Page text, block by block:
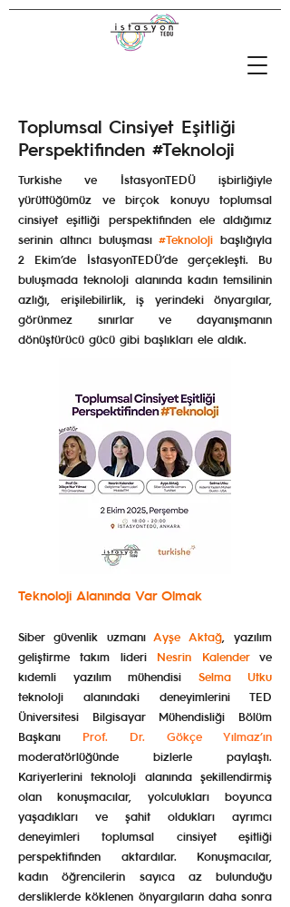
Toplumsal Cinsiyet Eşitliği
Perspektifinden #Teknoloji
Turkishe ve İstasyonTEDÜ işbirliğiyle
yürüttüğümüz ve birçok konuyu toplumsal
cinsiyet eşitliği perspektifinden ele aldığımız
serinin altıncı buluşması#Teknoloji başlığıyla
2 Ekim’de İstasyonTEDÜ’de gerçekleşti. Bu
buluşmada teknoloji alanında kadın temsilinin
azlığı, erişilebilirlik, iş yerindeki önyargılar,
görünmez sınırlar ve dayanışmanın
dönüştürücü gücü gibi başlıkları ele aldık.
Teknoloji Alanında Var Olmak
Siber güvenlik uzmanıAyşe Aktağ , yazılım
geliştirme takım lideri Nesrin Kalenderve
kıdemli yazılım mühendisi Selma Utku
teknoloji alanındaki deneyimlerini TED
Üniversitesi Bilgisayar Mühendisliği Bölüm
Başkanı Prof. Dr. Gökçe Yılmaz’ın
moderatörlüğünde bizlerle paylaştı.
Kariyerlerini teknoloji alanında şekillendirmiş
olan konuşmacılar, yolculukları boyunca
yaşadıkları ve şahit oldukları ayrımcı
deneyimleri toplumsal cinsiyet eşitliği
perspektifinden aktardılar. Konuşmacılar,
kadın öğrencilerin sayıca az bulunduğu
dersliklerde köklenen önyargıların daha sonra